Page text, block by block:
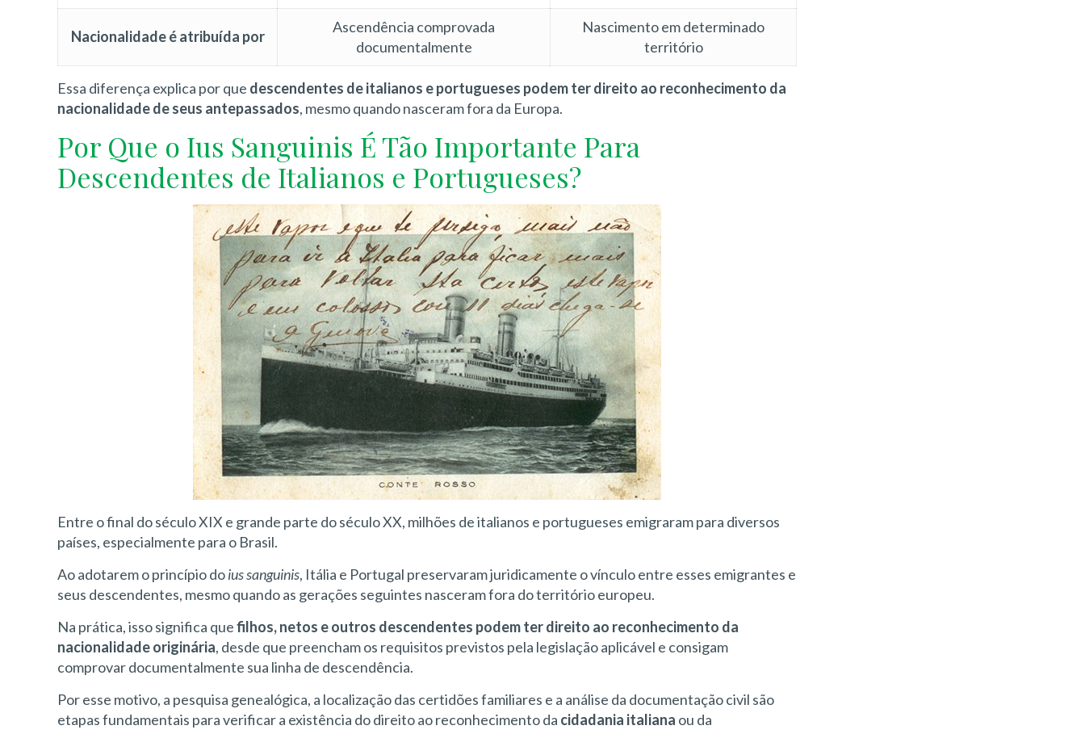
Nacionalidade é atribuída por
Ascendência comprovada
documentalmente
Nascimento em determinado
território
Essa diferença explica por que descendentes de italianos e portugueses podem ter direito ao reconhecimento da
nacionalidade de seus antepassados, mesmo quando nasceram fora da Europa.
Por Que o Ius Sanguinis É Tão Importante Para
Descendentes de Italianos e Portugueses?
Entre o final do século XIX e grande parte do século XX, milhões de italianos e portugueses emigraram para diversos
países, especialmente para o Brasil.
Ao adotarem o princípio doius sanguinis, Itália e Portugal preservaram juridicamente o vínculo entre esses emigrantes e
seus descendentes, mesmo quando as gerações seguintes nasceram fora do território europeu.
Na prática, isso significa quefilhos, netos e outros descendentes podem ter direito ao reconhecimento da
nacionalidade originária, desde que preencham os requisitos previstos pela legislação aplicável e consigam
comprovar documentalmente sua linha de descendência.
Por esse motivo, a pesquisa genealógica, a localização das certidões familiares e a análise da documentação civil são
etapas fundamentais para verificar a existência do direito ao reconhecimento da cidadania italiana ou da